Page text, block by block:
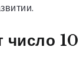
число